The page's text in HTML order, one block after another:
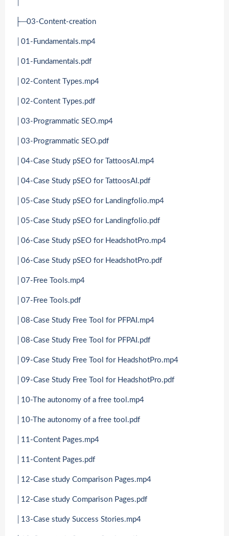
├─03-Content-creation
│01-Fundamentals.mp4
│01-Fundamentals.pdf
│02-Content Types.mp4
│02-Content Types.pdf
│03-Programmatic SEO.mp4
│03-Programmatic SEO.pdf
│04-Case Study pSEO for TattoosAI.mp4
│04-Case Study pSEO for TattoosAI.pdf
│05-Case Study pSEO for Landingfolio.mp4
│05-Case Study pSEO for Landingfolio.pdf
│06-Case Study pSEO for HeadshotPro.mp4
│06-Case Study pSEO for HeadshotPro.pdf
│07-Free Tools.mp4
│07-Free Tools.pdf
│08-Case Study Free Tool for PFPAI.mp4
│08-Case Study Free Tool for PFPAI.pdf
│09-Case Study Free Tool for HeadshotPro.mp4
│09-Case Study Free Tool for HeadshotPro.pdf
│10-The autonomy of a free tool.mp4
│10-The autonomy of a free tool.pdf
│11-Content Pages.mp4
│11-Content Pages.pdf
│12-Case study Comparison Pages.mp4
│12-Case study Comparison Pages.pdf
│13-Case study Success Stories.mp4